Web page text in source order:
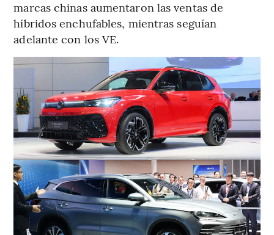
marcas chinas aumentaron las ventas de
híbridos enchufables, mientras seguían
adelante con los VE.